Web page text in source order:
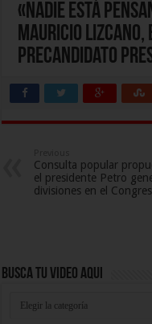
«Nadie está
Mauricio
precandidato
Consulta popular
el presidente Petro
divisiones en el
Busca Tu Video Aqui